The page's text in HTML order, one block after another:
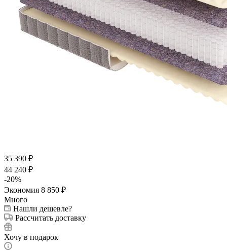
35 390 ₽
44 240 ₽
-20%
Экономия 8 850 ₽
Много
Нашли дешевле?
Рассчитать доставку
Хочу в подарок